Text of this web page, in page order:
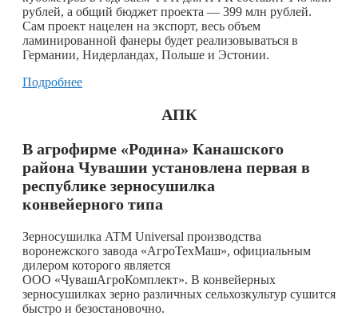
рублей, а общий бюджет проекта — 399 млн рублей.
Сам проект нацелен на экспорт, весь объем
ламинированной фанеры будет реализовываться в
Германии, Нидерландах, Польше и Эстонии.
Подробнее
АПК
В агрофирме «Родина» Канашского
района Чувашии установлена первая в
республике зерносушилка
конвейерного типа
Зерносушилка ATM Universal производства
воронежского завода «АгроТехМаш», официальным
дилером которого является
ООО «ЧувашАгроКомплект». В конвейерных
зерносушилках зерно различных сельхозкультур сушится
быстро и безостановочно.